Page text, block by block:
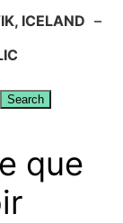
ICELAND –
Search
que